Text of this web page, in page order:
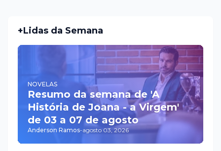
+Lidas da Semana
NOVELAS
Resumo da semana de 'A
História de Joana - a Virgem'
de 03 a 07 de agosto
Anderson Ramos-agosto 03, 2026